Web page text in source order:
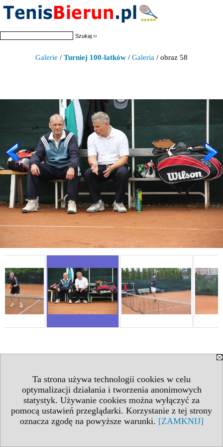
Ta strona używa technologii cookies w celu
optymalizacji działania i tworzenia anonimowych
statystyk. Używanie cookies można wyłączyć za
pomocą ustawień przeglądarki. Korzystanie z tej strony
oznacza zgodę na powyższe warunki. [ZAMKNIJ]
Galerie / Turniej 100-latków / Galeria / obraz 58